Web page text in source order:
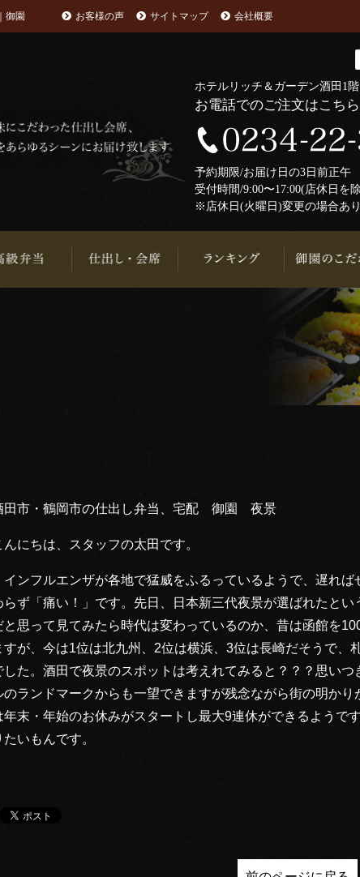
御園 お客様の声 サイトマップ 会社概要
ホテルリッチ＆ガーデン酒田1
お電話でのご注文はこち
予約期限/お届け日の3日前正
受付時間/9:00〜17:00(店休日を
※店休日(火曜日)変更の場合あ
田市・鶴岡市の仕出し弁当、宅配 御園 夜景
んにちは、スタッフの太田です。
ンフルエンザが各地で猛威をふるっているようで、遅れば
らず「痛い！」です。先日、日本新三代夜景が選ばれたと
と思って見てみたら時代は変わっているのか、昔は函館を
すが、今は1位は北九州、2位は横浜、3位は長崎だそうで、
した。酒田で夜景のスポットは考えれてみると？？？思い
のランドマークからも一望できますが残念ながら街の明か
年末・年始のお休みがスタートし最大9連休ができるようで
たいもんです。